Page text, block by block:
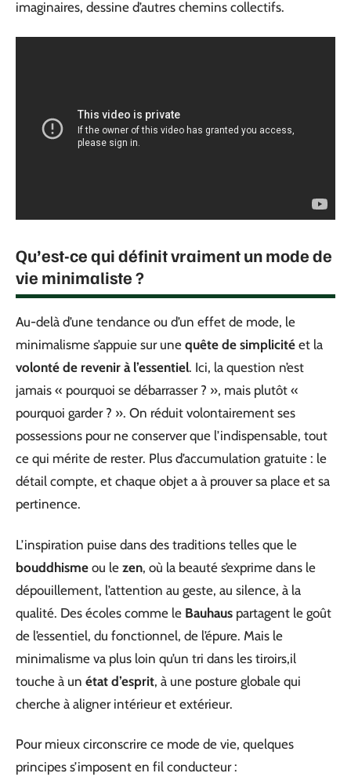
imaginaires, dessine d’autres chemins collectifs.
Qu’est-ce qui définit vraiment un mode de
vie minimaliste ?
Au-delà d’une tendance ou d’un effet de mode, le
minimalisme s’appuie sur une quête de simplicité et la
volonté de revenir à l’essentiel. Ici, la question n’est
jamais « pourquoi se débarrasser ? », mais plutôt «
pourquoi garder ? ». On réduit volontairement ses
possessions pour ne conserver que l’indispensable, tout
ce qui mérite de rester. Plus d’accumulation gratuite : le
détail compte, et chaque objet a à prouver sa place et sa
pertinence.
L’inspiration puise dans des traditions telles que le
bouddhisme ou le zen, où la beauté s’exprime dans le
dépouillement, l’attention au geste, au silence, à la
qualité. Des écoles comme le Bauhaus partagent le goût
de l’essentiel, du fonctionnel, de l’épure. Mais le
minimalisme va plus loin qu’un tri dans les tiroirs,il
touche à un état d’esprit, à une posture globale qui
cherche à aligner intérieur et extérieur.
Pour mieux circonscrire ce mode de vie, quelques
principes s’imposent en fil conducteur :